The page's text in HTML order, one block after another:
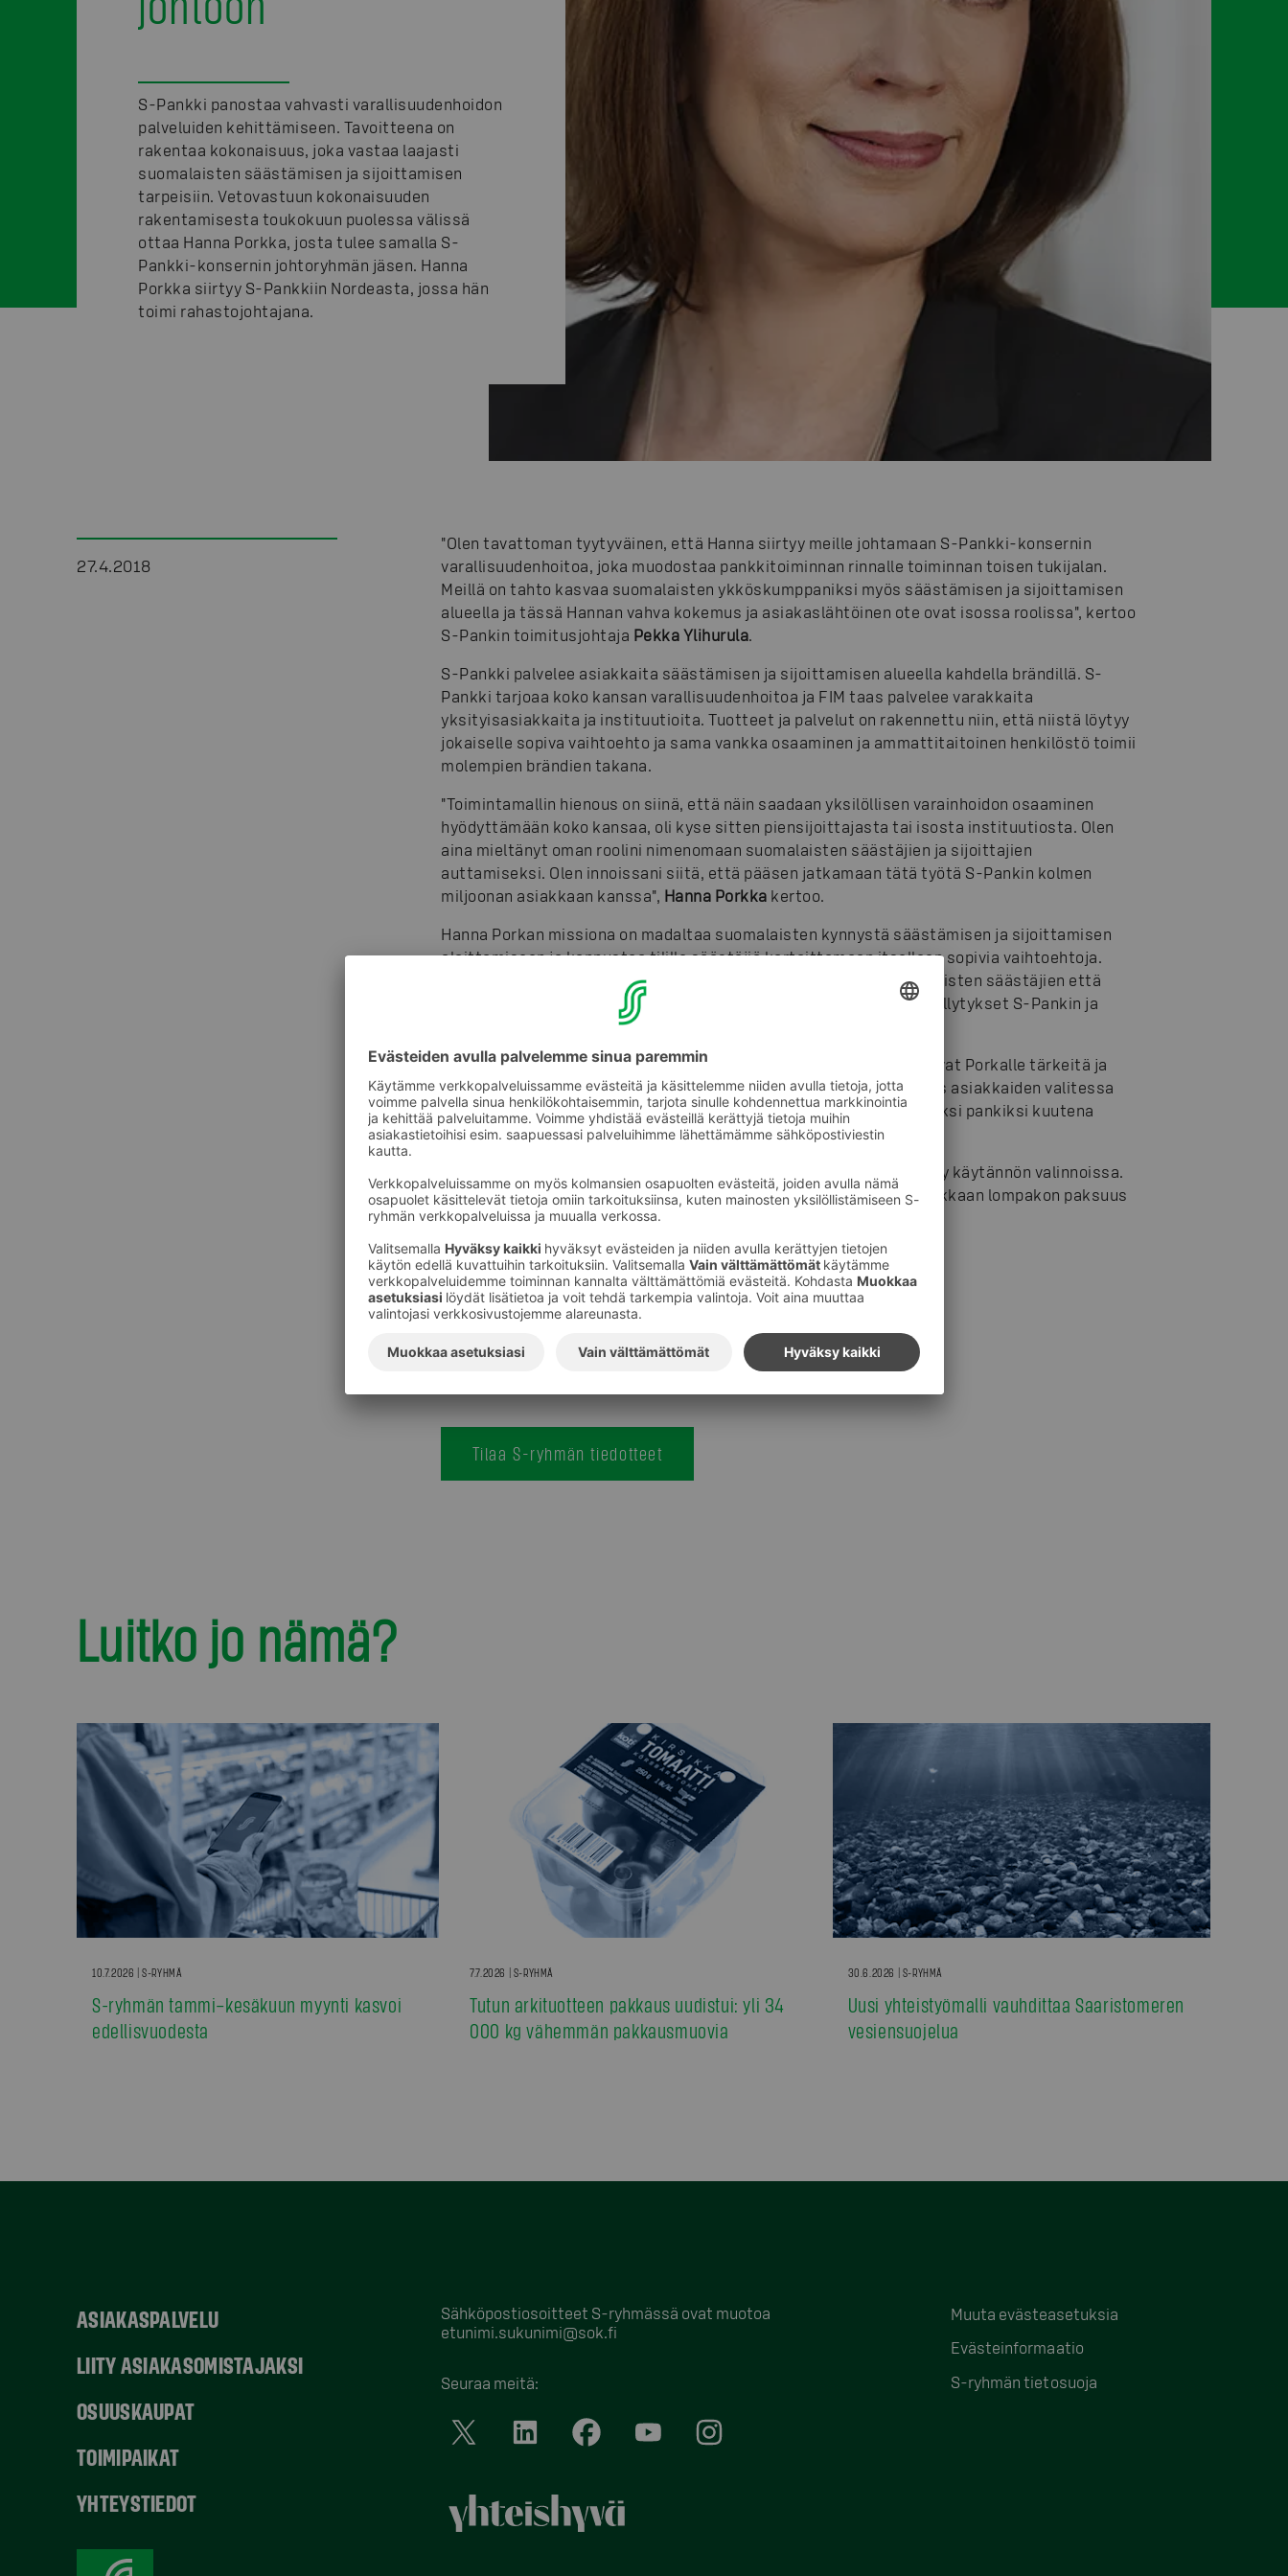
S-Pankki panostaa vahvasti varallisuudenhoidon
palveluiden kehittämiseen. Tavoitteena on
rakentaa kokonaisuus, joka vastaa laajasti
suomalaisten säästämisen ja sijoittamisen
tarpeisiin. Vetovastuun kokonaisuuden
rakentamisesta toukokuun puolessa välissä
ottaa Hanna Porkka, josta tulee samalla S-
Pankki-konsernin johtoryhmän jäsen. Hanna
Porkka siirtyy S-Pankkiin Nordeasta, jossa hän
toimi rahastojohtajana.
27.4.2018
"Olen tavattoman tyytyväinen, että Hanna siirtyy meille johtamaan S-Pankki-konsernin
varallisuudenhoitoa, joka muodostaa pankkitoiminnan rinnalle toiminnan toisen tukijalan.
Meillä on tahto kasvaa suomalaisten ykköskumppaniksi myös säästämisen ja sijoittamisen
alueella ja tässä Hannan vahva kokemus ja asiakaslähtöinen ote ovat isossa roolissa", kertoo
S-Pankin toimitusjohtaja Pekka Ylihurula.
S-Pankki palvelee asiakkaita säästämisen ja sijoittamisen alueella kahdella brändillä. S-
Pankki tarjoaa koko kansan varallisuudenhoitoa ja FIM taas palvelee varakkaita
yksityisasiakkaita ja instituutioita. Tuotteet ja palvelut on rakennettu niin, että niistä löytyy
jokaiselle sopiva vaihtoehto ja sama vankka osaaminen ja ammattitaitoinen henkilöstö toimii
molempien brändien takana.
"Toimintamallin hienous on siinä, että näin saadaan yksilöllisen varainhoidon osaaminen
hyödyttämään koko kansaa, oli kyse sitten piensijoittajasta tai isosta instituutiosta. Olen
aina mieltänyt oman roolini nimenomaan suomalaisten säästäjien ja sijoittajien
auttamiseksi. Olen innoissani siitä, että pääsen jatkamaan tätä työtä S-Pankin kolmen
miljoonan asiakkaan kanssa", Hanna Porkka kertoo.
Hanna Porkan missiona on madaltaa suomalaisten kynnystä säästämisen ja sijoittamisen
aloittamiseen ja kannustaa tilille säästäjiä kartoittamaan itselleen sopivia vaihtoehtoja.
Hänen monipuolinen ja asiakaslähtöinen kokemuksensa sekä tavallisten säästäjien että
suurimpien instituutioasiakkaiden parista antavat erinomaiset edellytykset S-Pankin ja
FIMin asiakkaiden palvelemiseen.
Vastuullisuus sijoittamisessa ja yritystoiminnassa laajemminkin ovat Porkalle tärkeitä ja
korostuvat hänen näkemyksensä mukaan koko ajan enemmän myös asiakkaiden valitessa
sijoittamisen kumppania. S-Pankin valinta Suomen vastuullisimmaksi pankiksi kuutena
vuonna peräkkäin oli merkittävä tekijä uuden työn valinnassa.
"Se, että S-Pankin arvot perustuvat osuustoiminnallisuuteen, näkyy käytännön valinnoissa.
Minut vakuutti se into ja palo, jolla asiakkaisiin suhtaudutaan. Asiakkaan lompakon paksuus
ei määritä hänen arvoaan pankille", Hanna Porkka summaa.
Kuvat:S-Ryhmä
Tilaa S-ryhmän tiedotteet
Luitko jo nämä?
10.7.2026 | S-RYHMÄ
S-ryhmän tammi–kesäkuun myynti kasvoi
edellisvuodesta
7.7.2026 | S-RYHMÄ
Tutun arkituotteen pakkaus uudistui: yli 34
000 kg vähemmän pakkausmuovia
30.6.2026 | S-RYHMÄ
Uusi yhteistyömalli vauhdittaa Saaristomeren
vesiensuojelua
ASIAKASPALVELU
LIITY ASIAKASOMISTAJAKSI
OSUUSKAUPAT
TOIMIPAIKAT
YHTEYSTIEDOT
Sähköpostiosoitteet S-ryhmässä ovat muotoa
etunimi.sukunimi@sok.fi
Seuraa meitä:
Muuta evästeasetuksia
Evästeinformaatio
S-ryhmän tietosuoja